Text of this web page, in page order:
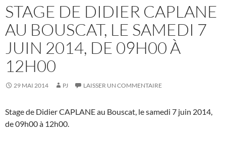
STAGE DE DIDIER CAPLANE
AU BOUSCAT, LE SAMEDI 7
JUIN 2014, DE 09H00 À
12H00
29 MAI 2014 PJ LAISSER UN COMMENTAIRE
Stage de Didier CAPLANE au Bouscat, le samedi 7 juin 2014,
de 09h00 à 12h00.